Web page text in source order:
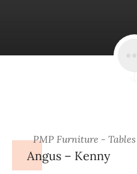
PMP Furniture - Tables
Angus – Kenny